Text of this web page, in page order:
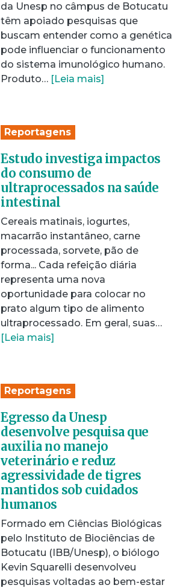
da Unesp no câmpus de Botucatu
têm apoiado pesquisas que
buscam entender como a genética
pode influenciar o funcionamento
do sistema imunológico humano.
Produto… [Leia mais]
Reportagens
Estudo investiga impactos
do consumo de
ultraprocessados na saúde
intestinal
Cereais matinais, iogurtes,
macarrão instantâneo, carne
processada, sorvete, pão de
forma... Cada refeição diária
representa uma nova
oportunidade para colocar no
prato algum tipo de alimento
ultraprocessado. Em geral, suas…
[Leia mais]
Reportagens
Egresso da Unesp
desenvolve pesquisa que
auxilia no manejo
veterinário e reduz
agressividade de tigres
mantidos sob cuidados
humanos
Formado em Ciências Biológicas
pelo Instituto de Biociências de
Botucatu (IBB/Unesp), o biólogo
Kevin Squarelli desenvolveu
pesquisas voltadas ao bem-estar